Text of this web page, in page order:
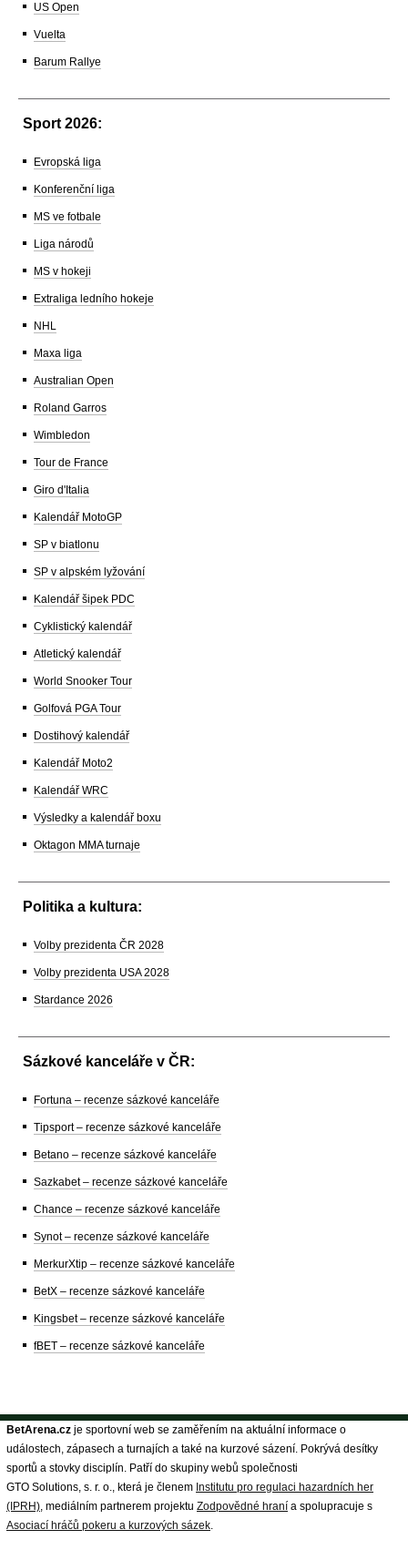
US Open
Vuelta
Barum Rallye
Sport 2026:
Evropská liga
Konferenční liga
MS ve fotbale
Liga národů
MS v hokeji
Extraliga ledního hokeje
NHL
Maxa liga
Australian Open
Roland Garros
Wimbledon
Tour de France
Giro d'Italia
Kalendář MotoGP
SP v biatlonu
SP v alpském lyžování
Kalendář šipek PDC
Cyklistický kalendář
Atletický kalendář
World Snooker Tour
Golfová PGA Tour
Dostihový kalendář
Kalendář Moto2
Kalendář WRC
Výsledky a kalendář boxu
Oktagon MMA turnaje
Politika a kultura:
Volby prezidenta ČR 2028
Volby prezidenta USA 2028
Stardance 2026
Sázkové kanceláře v ČR:
Fortuna – recenze sázkové kanceláře
Tipsport – recenze sázkové kanceláře
Betano – recenze sázkové kanceláře
Sazkabet – recenze sázkové kanceláře
Chance – recenze sázkové kanceláře
Synot – recenze sázkové kanceláře
MerkurXtip – recenze sázkové kanceláře
BetX – recenze sázkové kanceláře
Kingsbet – recenze sázkové kanceláře
fBET – recenze sázkové kanceláře
BetArena.cz je sportovní web se zaměřením na aktuální informace o
událostech, zápasech a turnajích a také na kurzové sázení. Pokrývá desítky
sportů a stovky disciplín. Patří do skupiny webů společnosti
GTO Solutions, s. r. o., která je členem Institutu pro regulaci hazardních her
(IPRH), mediálním partnerem projektu Zodpovědné hraní a spolupracuje s
Asociací hráčů pokeru a kurzových sázek.